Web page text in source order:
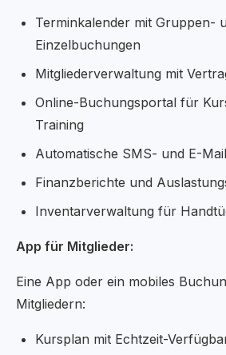
Terminkalender mit Gruppen-
Einzelbuchungen
Mitgliederverwaltung mit
Online-Buchungsportal für
Training
Automatische SMS- und E-
Finanzberichte und
Inventarverwaltung für
App für Mitglieder:
Eine App oder ein mobiles
Mitgliedern:
Kursplan mit Echtzeit-